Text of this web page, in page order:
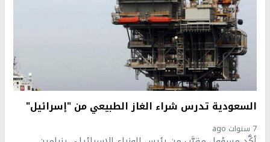
السعودية تدرس شراء الغاز الطبيعي من "إسرائيل"
7 سنوات ago